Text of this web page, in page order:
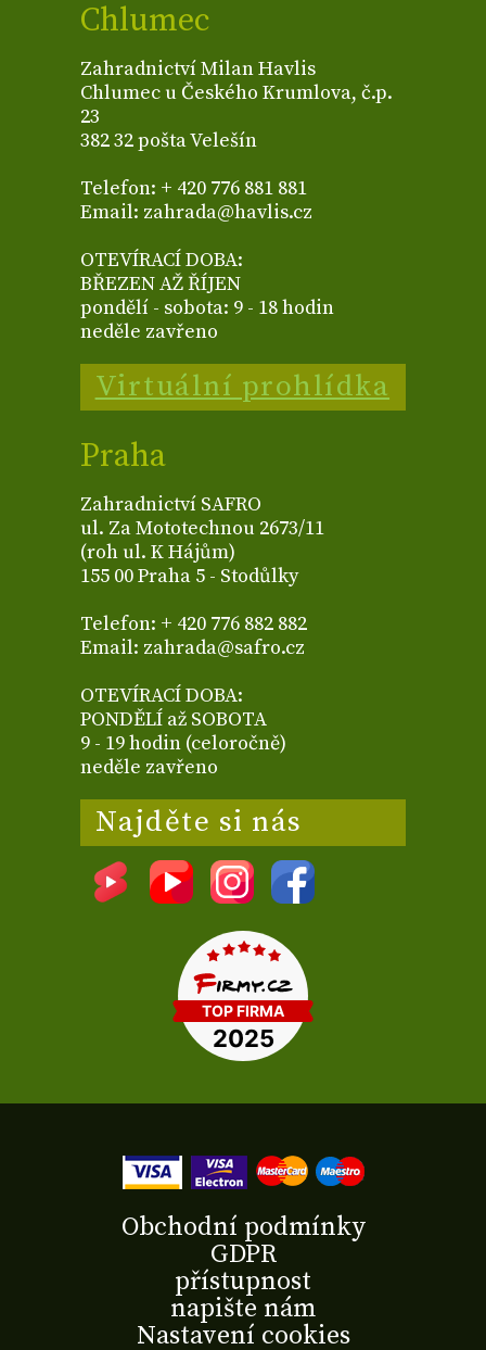
Chlumec
Zahradnictví Milan Havlis
Chlumec u Českého Krumlova, č.p.
23
382 32 pošta Velešín
Telefon: + 420 776 881 881
Email: zahrada@havlis.cz
OTEVÍRACÍ DOBA:
BŘEZEN AŽ ŘÍJEN
pondělí - sobota: 9 - 18 hodin
neděle zavřeno
Virtuální prohlídka
Praha
Zahradnictví SAFRO
ul. Za Mototechnou 2673/11
(roh ul. K Hájům)
155 00 Praha 5 - Stodůlky
Telefon: + 420 776 882 882
Email: zahrada@safro.cz
OTEVÍRACÍ DOBA:
PONDĚLÍ až SOBOTA
9 - 19 hodin (celoročně)
neděle zavřeno
Najděte si nás
Obchodní podmínky
GDPR
přístupnost
napište nám
Nastavení cookies